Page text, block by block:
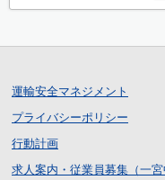
運輸安全マネジメント
プライバシーポリシー
行動計画
求人案内・従業員募集（一宮